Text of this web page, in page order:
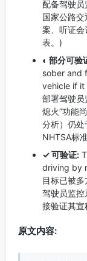
配备驾驶
国家公路
案、听证会
表。)
◐ 部分可验
sober and
vehicle if it
部署驾驶员
熄火”功能
分析）仍
NHTSA标
✓ 可验证:
driving by
目标已被
驾驶员监
接验证其宣
原文内容: